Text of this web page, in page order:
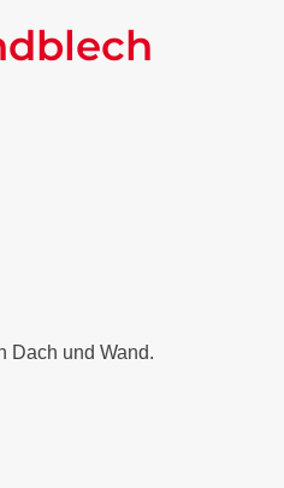
Dach und Wand.